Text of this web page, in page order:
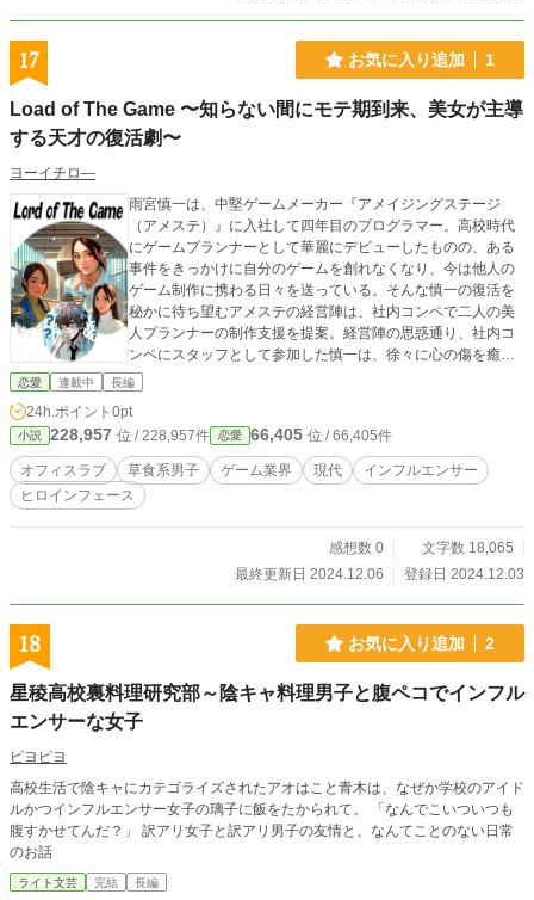
イチャを見せ付ける事が出来るのだろうか？ なろう、カクヨムにも投稿
17 お気に入り追加 1
Load of The Game 〜知らない間にモテ期到来、美女が主導
する天才の復活劇〜
ヨーイチロ―
雨宮慎一は、中堅ゲームメーカー『アメイジングステージ
（アメステ）』に入社して四年目のプログラマー。高校時代
にゲームプランナーとして華麗にデビューしたものの、ある
事件をきっかけに自分のゲームを創れなくなり、今は他人の
ゲーム制作に携わる日々を送っている。そんな慎一の復活を
秘かに待ち望むアメステの経営陣は、社内コンペで二人の美
人プランナーの制作支援を提案。経営陣の思惑通り、社内コ
ンペにスタッフとして参加した慎一は、徐々に心の傷を癒や
し、再起に向かって歩み始める。
恋愛 連載中 長編
24h.ポイント 0pt
小説 228,957 位 / 228,957件 恋愛 66,405 位 / 66,405件
オフィスラブ 草食系男子 ゲーム業界 現代
インフルエンサー
ヒロインフェース
感想数 0
文字数 18,065
最終更新日 2024.12.06
登録日 2024.12.03
18 お気に入り追加 2
星稜高校裏料理研究部～陰キャ料理男子と腹ペコでインフル
エンサーな女子
ピヨピヨ
高校生活で陰キャにカテゴライズされたアオはこと青木は、なぜか学校のアイド
ルかつインフルエンサー女子の璃子に飯をたかられて。 「なんでこいついつも
腹すかせてんだ？」 訳アリ女子と訳アリ男子の友情と、なんてことのない日常
のお話
ライト文芸 完結 長編